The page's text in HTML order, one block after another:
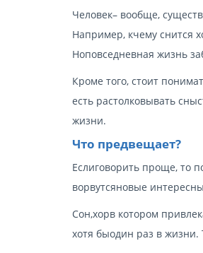
Человек– вообще,
Например, кчему снится
Ноповседневная жизнь
Кроме того, стоит
есть растолковывать
жизни.
Что предвещает?
Еслиговорить проще, то
ворвутсяновые
Сон,хорв котором
хотя быодин раз в